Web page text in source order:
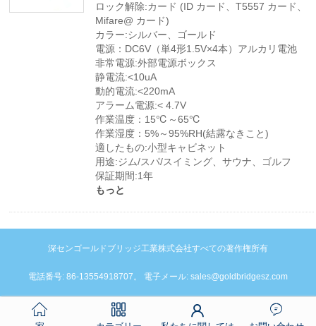
ロック解除:カード (ID カード、T5557 カード、
Mifare@ カード)
カラー:シルバー、ゴールド
電源：DC6V（単4形1.5V×4本）アルカリ電池
非常電源:外部電源ボックス
静電流:<10uA
動的電流:<220mA
アラーム電源:< 4.7V
作業温度：15℃～65℃
作業湿度：5%～95%RH(結露なきこと)
適したもの:小型キャビネット
用途:ジム/スパ/スイミング、サウナ、ゴルフ
保証期間:1年
もっと
深センゴールドブリッジ工業株式会社すべての著作権所有
電話番号: 86-13554918707。 電子メール: sales@goldbridgesz.com